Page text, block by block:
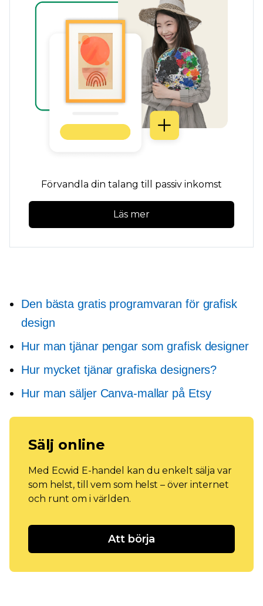
Förvandla din talang till passiv inkomst
Läs mer
Den bästa gratis programvaran för grafisk
design
Hur man tjänar pengar som grafisk designer
Hur mycket tjänar grafiska designers?
Hur man säljer Canva-mallar på Etsy
Sälj online
Med Ecwid E-handel kan du enkelt sälja var
som helst, till vem som helst – över internet
och runt om i världen.
Att börja